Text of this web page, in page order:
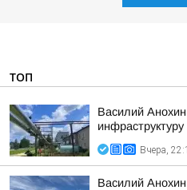
ТОП
Василий
Вчера,
Василий